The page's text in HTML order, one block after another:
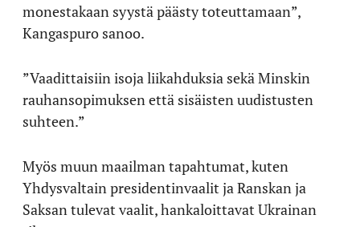
monestakaan syystä päästy toteuttamaan”,
Kangaspuro sanoo.
”Vaadittaisiin isoja liikahduksia sekä Minskin
rauhansopimuksen että sisäisten uudistusten
suhteen.”
Myös muun maailman tapahtumat, kuten
Yhdysvaltain presidentinvaalit ja Ranskan ja
Saksan tulevat vaalit, hankaloittavat Ukrainan